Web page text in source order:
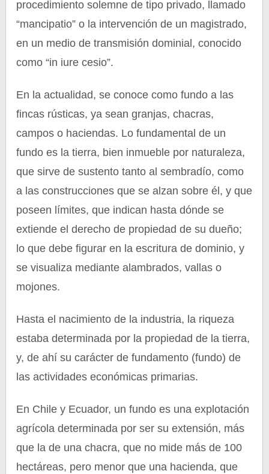
procedimiento solemne de tipo privado, llamado
“mancipatio” o la intervención de un magistrado,
en un medio de transmisión dominial, conocido
como “in iure cesio”.
En la actualidad, se conoce como fundo a las
fincas rústicas, ya sean granjas, chacras,
campos o haciendas. Lo fundamental de un
fundo es la tierra, bien inmueble por naturaleza,
que sirve de sustento tanto al sembradío, como
a las construcciones que se alzan sobre él, y que
poseen límites, que indican hasta dónde se
extiende el derecho de propiedad de su dueño;
lo que debe figurar en la escritura de dominio, y
se visualiza mediante alambrados, vallas o
mojones.
Hasta el nacimiento de la industria, la riqueza
estaba determinada por la propiedad de la tierra,
y, de ahí su carácter de fundamento (fundo) de
las actividades económicas primarias.
En Chile y Ecuador, un fundo es una explotación
agrícola determinada por ser su extensión, más
que la de una chacra, que no mide más de 100
hectáreas, pero menor que una hacienda, que